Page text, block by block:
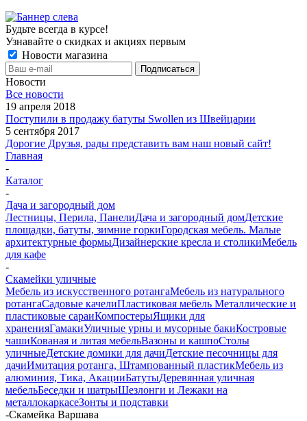
Будьте всегда в курсе!
Узнавайте о скидках и акциях первым
Новости магазина
Новости
Все новости
19 апреля 2018
Поступили в продажу батуты Swollen из Швейцарии
5 сентября 2017
Дорогие Друзья, рады представить вам наш новый сайт!
Главная
-
Каталог
-
Дача и загородный дом
Лестницы, Перила, ПанелиДача и загородный домДетские
площадки, батуты, зимние горкиГородская мебель. Малые
архитектурные формыДизайнерские кресла и столикиМебель
для кафе
-
Скамейки уличные
Мебель из искусственного ротангаМебель из натурального
ротангаСадовые качелиПластиковая мебель Металлические и
пластиковые сараиКомпостерыЯщики для
храненияГамакиУличные урны и мусорные бакиКостровые
чашиКованая и литая мебельВазоны и кашпоСтолы
уличныеДетские домики для дачиДетские песочницы для
дачиИмитация ротанга, Штампованный пластикМебель из
алюминия, Тика, АкацииБатутыДеревянная уличная
мебельБеседки и шатрыШезлонги и Лежаки на
металлокаркасеЗонты и подставки
-Скамейка Варшава